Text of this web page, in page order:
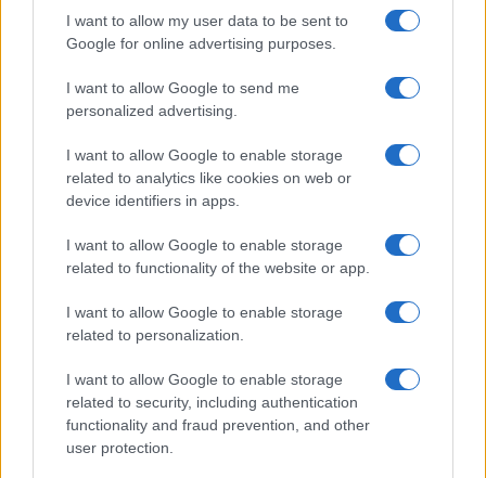
I want to allow my user data to be sent to
Google for online advertising purposes.
I want to allow Google to send me
personalized advertising.
I want to allow Google to enable storage
related to analytics like cookies on web or
device identifiers in apps.
I want to allow Google to enable storage
related to functionality of the website or app.
I want to allow Google to enable storage
related to personalization.
I want to allow Google to enable storage
related to security, including authentication
functionality and fraud prevention, and other
user protection.
Delta Center
Meteo Olbia 9 agosto, temperature in calo
Salmo finisce in ospedale a Catania, ma il tour
va avanti: “Sicilia, ci sono”
Jovanotti, Gabry Ponte e Alfa: Olbia ombelico del
mondo per una notte
Giorgia Meloni a La Maddalena, la vicesindaco:
“Orgoglio e discrezione per visita privata̶…